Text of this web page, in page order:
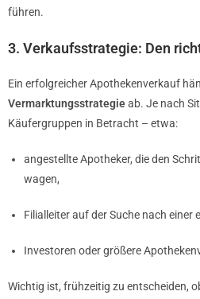
führen.
3. Verkaufsstrategie: Den
Ein erfolgreicher Apothekenverkauf
Vermarktungsstrategieab. Je nach
Käufergruppen in Betracht – etwa:
angestellte Apotheker, die den
wagen,
Filialleiter auf der Suche nach einer
Investoren oder größere
Wichtig ist, frühzeitig zu entscheiden,